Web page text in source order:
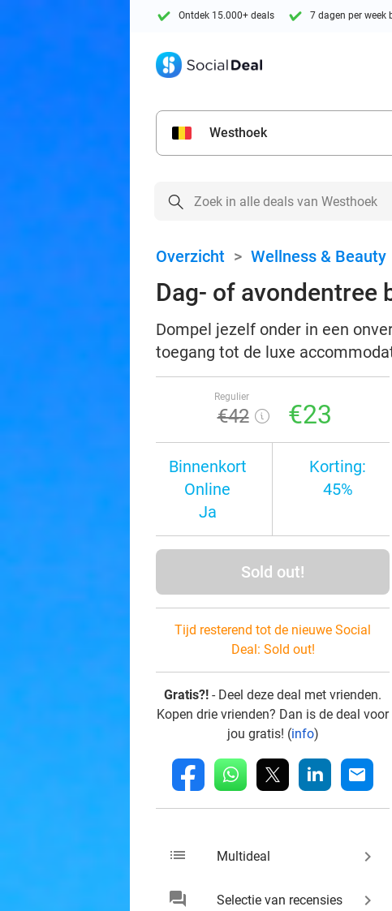
Ontdek 15.000+ deals 7 dagen per week
Westhoek
Overzicht > Wellness & Beauty
Dag- of avondentree
Dompel jezelf onder in een
toegang tot de luxe
Regulier
€42 €23
Binnenkort
Online
Ja
Korting:
45%
Sold out!
Tijd resterend tot de nieuwe Social
Deal: Sold out!
Gratis?! - Deel deze deal met vrienden.
Kopen drie vrienden? Dan is de deal voor
jou gratis! (info)
fb whatsapp linkedin mail
list Multideal keyboard_arrow_right
chat Selectie van recensies keyboard_arrow_right